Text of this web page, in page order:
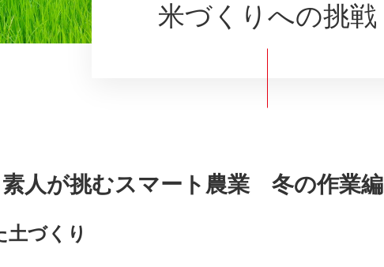
米づくりへの挑戦
人が挑むスマート農業 冬の作業編
土づくり